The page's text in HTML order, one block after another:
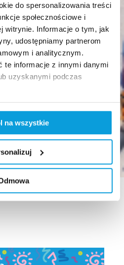
do spersonalizowania treści
społecznościowe i
witrynie. Informacje o tym, jak
udostępniamy partnerom
i analitycznym.
te informacje z innymi danymi
uzyskanymi podczas
na wszystkie